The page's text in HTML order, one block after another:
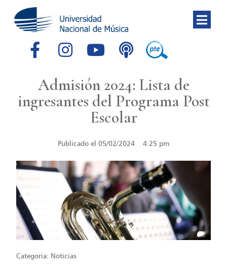
Admisión 2024: Lista de
ingresantes del Programa Post
Escolar
Publicado el 05/02/2024 4:25 pm
Categoria: Noticias